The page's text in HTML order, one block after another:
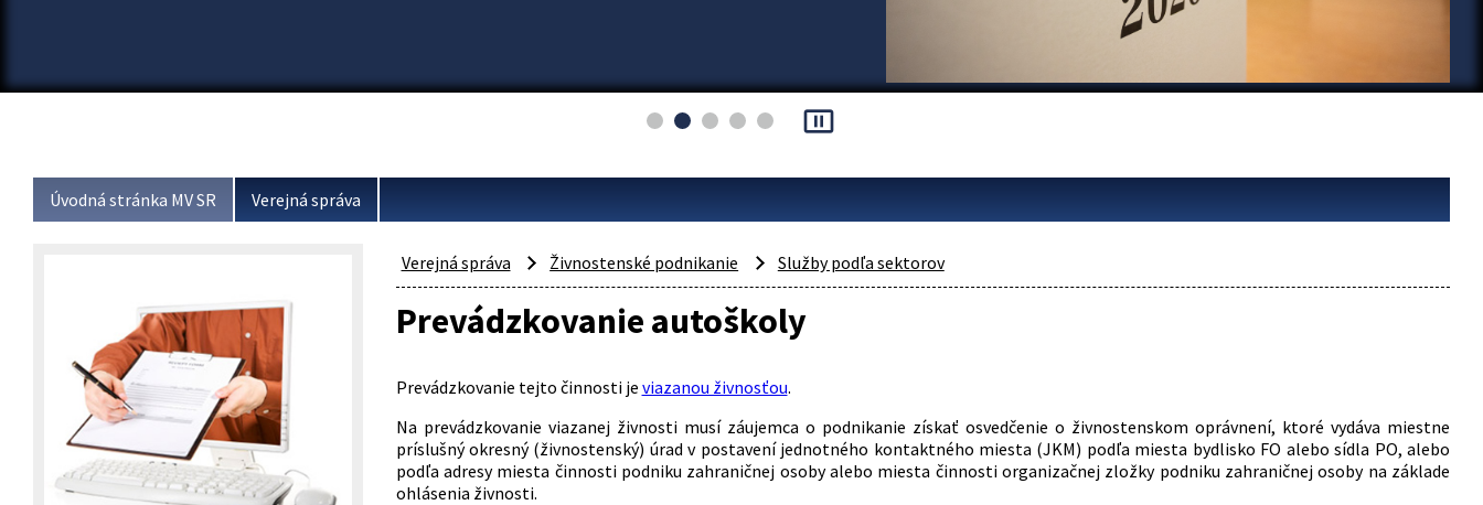
pause_presentation
Úvodná stránka MV SR Verejná správa
Verejná správa Živnostenské podnikanie Služby podľa sektorov
Prevádzkovanie autoškoly
Prevádzkovanie tejto činnosti je viazanou živnosťou.
Na prevádzkovanie viazanej živnosti musí záujemca o podnikanie získať osvedčenie o živnostenskom oprávnení, ktoré vydáva miestne
príslušný okresný (živnostenský) úrad v postavení jednotného kontaktného miesta (JKM) podľa miesta bydlisko FO alebo sídla PO, alebo
podľa adresy miesta činnosti podniku zahraničnej osoby alebo miesta činnosti organizačnej zložky podniku zahraničnej osoby na základe
ohlásenia živnosti.